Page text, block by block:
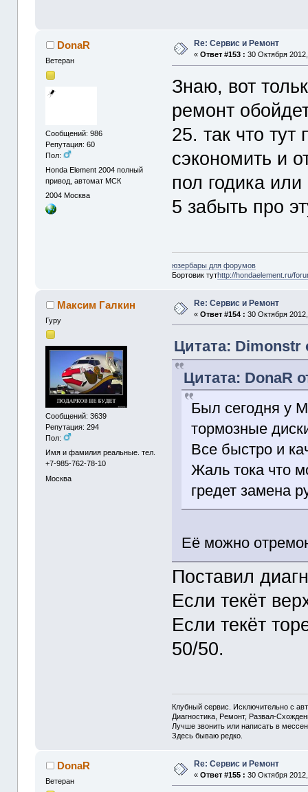
DonaR
Ветеран
Сообщений: 986
Репутация: 60
Пол:
Honda Element 2004 полный
привод, автомат МСК
2004 Москва
Re: Сервис и Ремонт
«Ответ #153 : 30 Октября
Знаю, вот
ремонт
25. так что
сэкономить и
пол годика
5 забыть про
юзербары для форумов
Бортовик тутhttp://hondaelement.ru/
Максим Галкин
Гуру
Сообщений: 3639
Репутация: 294
Пол:
Имя и фамилия реальные. тел.
+7-985-762-78-10
Москва
Re: Сервис и Ремонт
«Ответ #154 : 30 Октября
Цитата: Dimonstr
Цитата: DonaR
Был сегодня у
тормозные
Все быстро и
Жаль тока что
гредет замена
Её можно
Поставил
Если текёт
Если текёт
50/50.
Клубный сервис. Исключительно с
Диагностика, Ремонт, Развал-
Лучше звонить или написать в
Здесь бываю редко.
DonaR
Ветеран
Re: Сервис и Ремонт
«Ответ #155 : 30 Октября